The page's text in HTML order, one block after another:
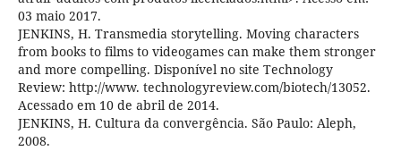
03 maio 2017.
JENKINS, H. Transmedia storytelling. Moving characters
from books to films to videogames can make them stronger
and more compelling. Disponível no site Technology
Review: http://www. technologyreview.com/biotech/13052.
Acessado em 10 de abril de 2014.
JENKINS, H. Cultura da convergência. São Paulo: Aleph,
2008.